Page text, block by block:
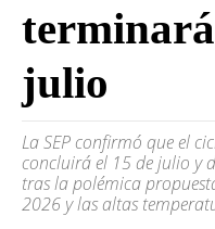
julio
La SEP confirmó que el
concluirá el 15 de julio y
tras la polémica
2026 y las altas